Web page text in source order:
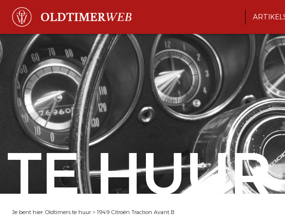
TE HUUR
Je bent hier: Oldtimers te huur > 1949 Citroën Traction Avant B